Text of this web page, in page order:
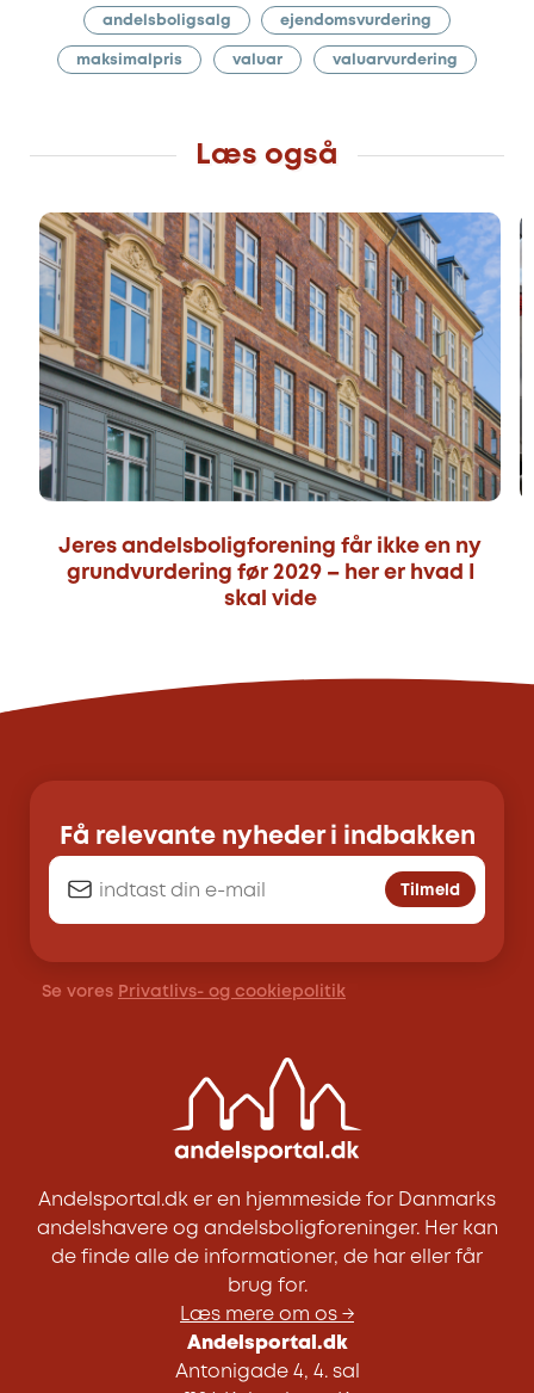
andelsboligsalg ejendomsvurdering
maksimalpris valuar valuarvurdering
Læs også
Jeres andelsboligforening får ikke en ny
grundvurdering før 2029 – her er hvad I
skal vide
Få relevante nyheder i indbakken
Tilmeld
Se vores Privatlivs- og cookiepolitik
Andelsportal.dk er en hjemmeside for Danmarks
andelshavere og andelsboligforeninger. Her kan
de finde alle de informationer, de har eller får
brug for.
Læs mere om os →
Andelsportal.dk
Antonigade 4, 4. sal